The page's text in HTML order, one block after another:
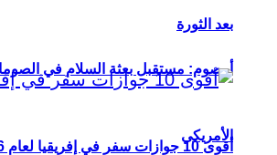
أوصوم: مستقبل بعثة السلام في
الأمريكي
بعد الثورة
أقوى 10 جوازات سفر في إفريقيا لعام 2026